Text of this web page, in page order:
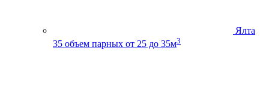
Ялта
35 объем парных от 25 до 35м3